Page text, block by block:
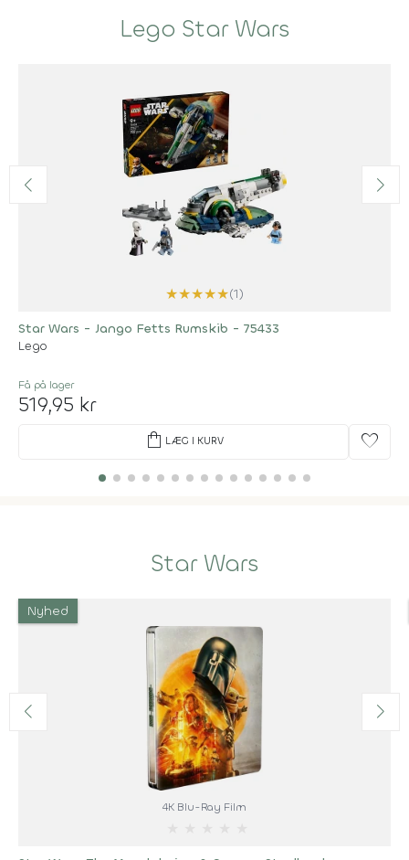
Lego Star Wars
★★★★★(1)
Star Wars - Jango Fetts Rumskib - 75433
Lego
Få på lager
519,95 kr
shopping_bag LÆG I KURV favorite
Star Wars
Nyhed
4K Blu-Ray Film